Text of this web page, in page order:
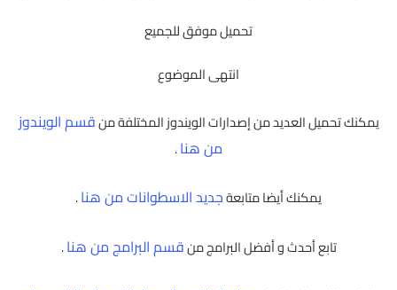
تحميل موفق للجميع
انتهى الموضوع
يمكنك تحميل العديد من إصدارات الويندوز المختلفة منقسم الويندوز
من هنا.
يمكنك أيضا متابعةجديد الاسطوانات من هنا.
تابع أحدث و أفضل البرامج منقسم البرامج من هنا.